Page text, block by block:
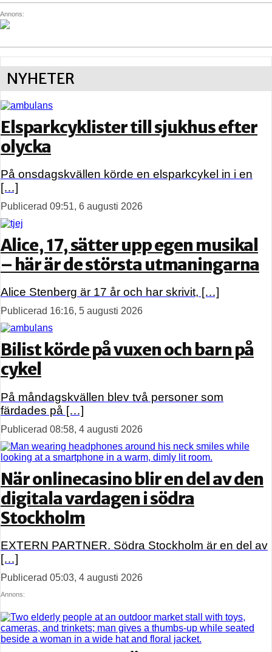
Annons:
NYHETER
Elsparkcyklister till sjukhus efter
olycka
På onsdagskvällen körde en elsparkcykel in i en
[…]
Publicerad 09:51, 6 augusti 2026
Alice, 17, sätter upp egen musikal
– här är de största utmaningarna
Alice Stenberg är 17 år och har skrivit, […]
Publicerad 16:16, 5 augusti 2026
Bilist körde på vuxen och barn på
cykel
På måndagskvällen blev två personer som
färdades på […]
Publicerad 08:58, 4 augusti 2026
När onlinecasino blir en del av den
digitala vardagen i södra
Stockholm
EXTERN PARTNER. Södra Stockholm är en del av
[…]
Publicerad 05:03, 4 augusti 2026
Annons: